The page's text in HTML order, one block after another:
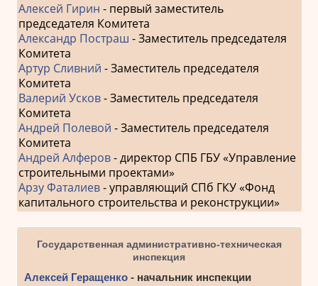
Алексей Гирин - первый заместитель
председателя Комитета
Александр Постраш - Заместитель председателя
Комитета
Артур Сливний - Заместитель председателя
Комитета
Валерий Усков- Заместитель председателя
Комитета
Андрей Полевой - Заместитель председателя
Комитета
Андрей Алферов- директор СПБ ГБУ «Управление
строительными проектами»
Арзу Фаталиев- управляющий СПб ГКУ «Фонд
капитального строительства и реконструкции»
Государственная административно-техническая
инспекция
Алексей Геращенко- начальник инспекции